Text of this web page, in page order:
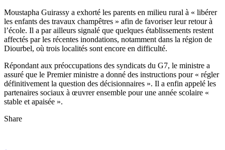
Moustapha Guirassy a exhorté les parents en milieu rural à « libérer
les enfants des travaux champêtres » afin de favoriser leur retour à
l’école. Il a par ailleurs signalé que quelques établissements restent
affectés par les récentes inondations, notamment dans la région de
Diourbel, où trois localités sont encore en difficulté.
Répondant aux préoccupations des syndicats du G7, le ministre a
assuré que le Premier ministre a donné des instructions pour « régler
définitivement la question des décisionnaires ». Il a enfin appelé les
partenaires sociaux à œuvrer ensemble pour une année scolaire «
stable et apaisée ».
Share